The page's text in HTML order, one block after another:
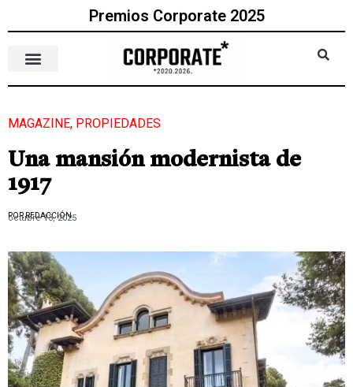
Premios Corporate 2025
MAGAZINE, PROPIEDADES
Una mansión modernista de
1917
POR REDACCIÓN
octubre 13, 2025